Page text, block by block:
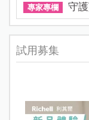
專家專欄 守
試用募集